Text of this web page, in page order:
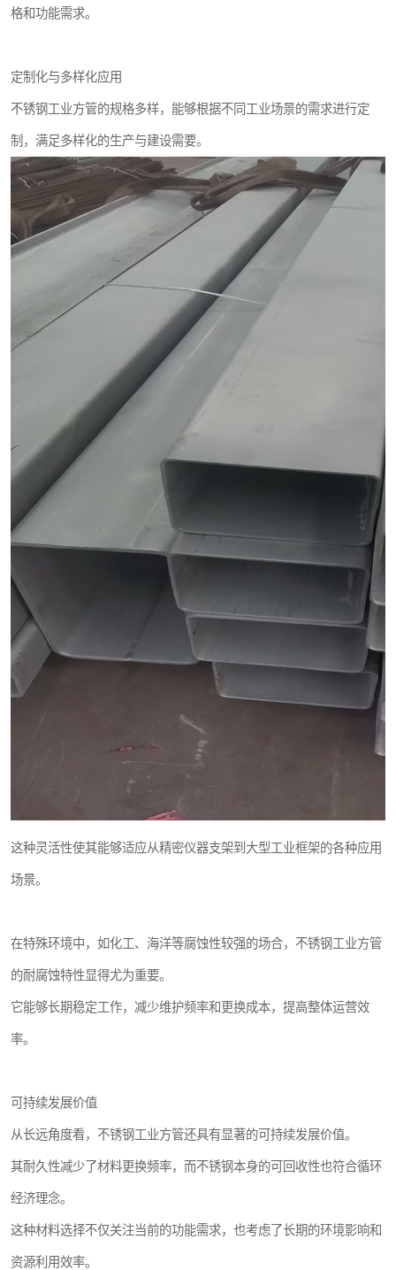
格和功能需求。
定制化与多样化应用
不锈钢工业方管的规格多样，能够根据不同工业场景的需求进行定
制，满足多样化的生产与建设需要。
这种灵活性使其能够适应从精密仪器支架到大型工业框架的各种应用
场景。
在特殊环境中，如化工、海洋等腐蚀性较强的场合，不锈钢工业方管
的耐腐蚀特性显得尤为重要。
它能够长期稳定工作，减少维护频率和更换成本，提高整体运营效
率。
可持续发展价值
从长远角度看，不锈钢工业方管还具有显著的可持续发展价值。
其耐久性减少了材料更换频率，而不锈钢本身的可回收性也符合循环
经济理念。
这种材料选择不仅关注当前的功能需求，也考虑了长期的环境影响和
资源利用效率。